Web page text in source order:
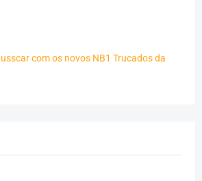
com os novos NB1 Trucados da